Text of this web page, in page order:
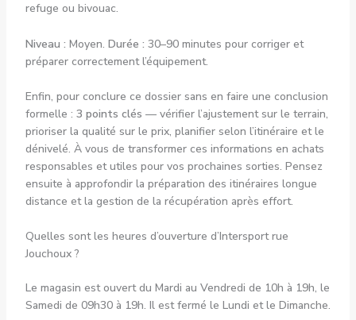
refuge ou bivouac.
Niveau : Moyen. Durée : 30–90 minutes pour corriger et
préparer correctement l’équipement.
Enfin, pour conclure ce dossier sans en faire une conclusion
formelle : 3 points clés — vérifier l’ajustement sur le terrain,
prioriser la qualité sur le prix, planifier selon l’itinéraire et le
dénivelé. À vous de transformer ces informations en achats
responsables et utiles pour vos prochaines sorties. Pensez
ensuite à approfondir la préparation des itinéraires longue
distance et la gestion de la récupération après effort.
Quelles sont les heures d’ouverture d’Intersport rue
Jouchoux ?
Le magasin est ouvert du Mardi au Vendredi de 10h à 19h, le
Samedi de 09h30 à 19h. Il est fermé le Lundi et le Dimanche.